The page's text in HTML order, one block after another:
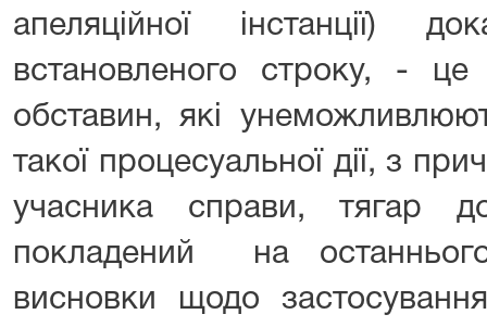
апеляційної інстанції)
встановленого строку, - це
обставин, які
такої процесуальної дії, з
учасника справи, тягар
покладений на
висновки щодо